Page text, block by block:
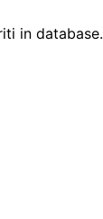
in database.